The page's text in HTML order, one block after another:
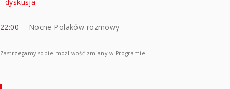
22:00 - Nocne Polaków rozmowy
Zastrzegamy sobie możliwość zmiany w Programie